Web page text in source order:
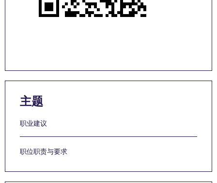
主题
职业建议
职位职责与要求